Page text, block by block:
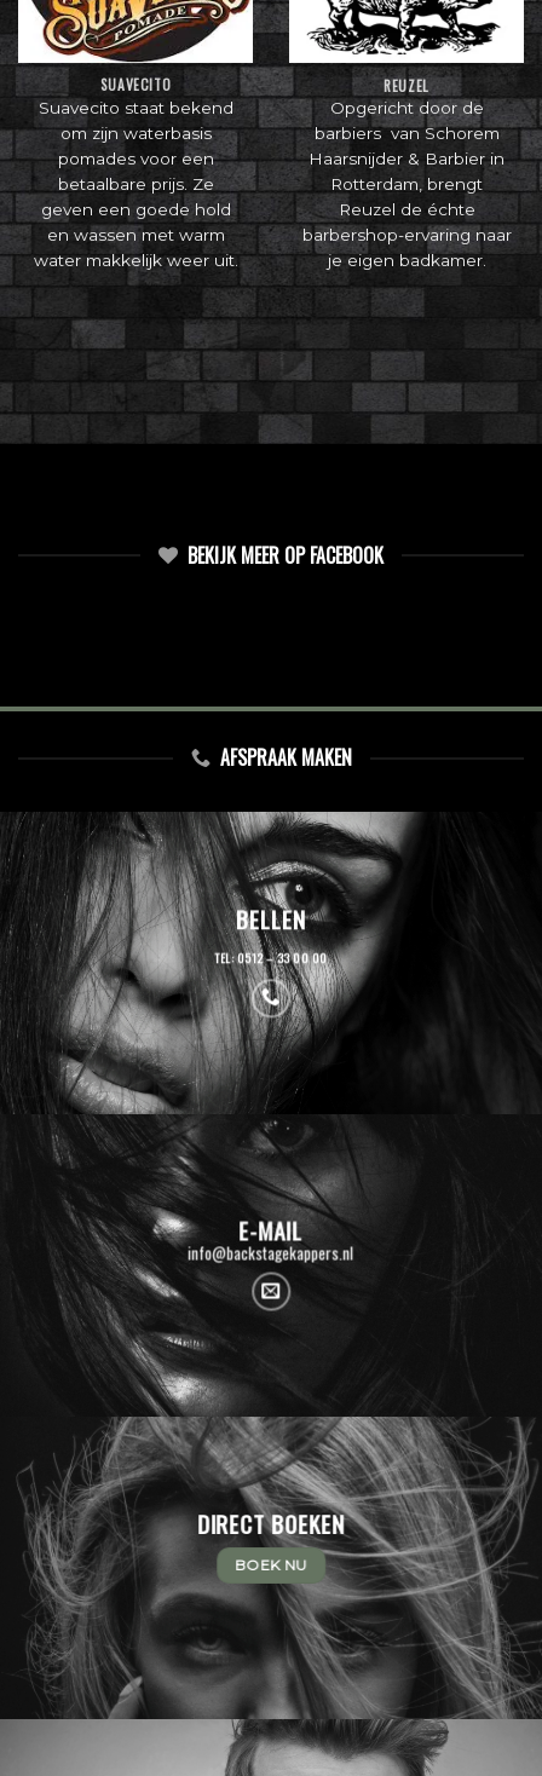
SUAVECITO
Suavecito staat bekend
om zijn waterbasis
pomades voor een
betaalbare prijs. Ze
geven een goede hold
en wassen met warm
water makkelijk weer uit.
REUZEL
Opgericht door de
barbiers van Schorem
Haarsnijder & Barbier in
Rotterdam, brengt
Reuzel de échte
barbershop-ervaring naar
je eigen badkamer.
BEKIJK MEER OP FACEBOOK
AFSPRAAK MAKEN
BELLEN
TEL: 0512 – 33 00 00
E-MAIL
info@backstagekappers.nl
DIRECT BOEKEN
BOEK NU